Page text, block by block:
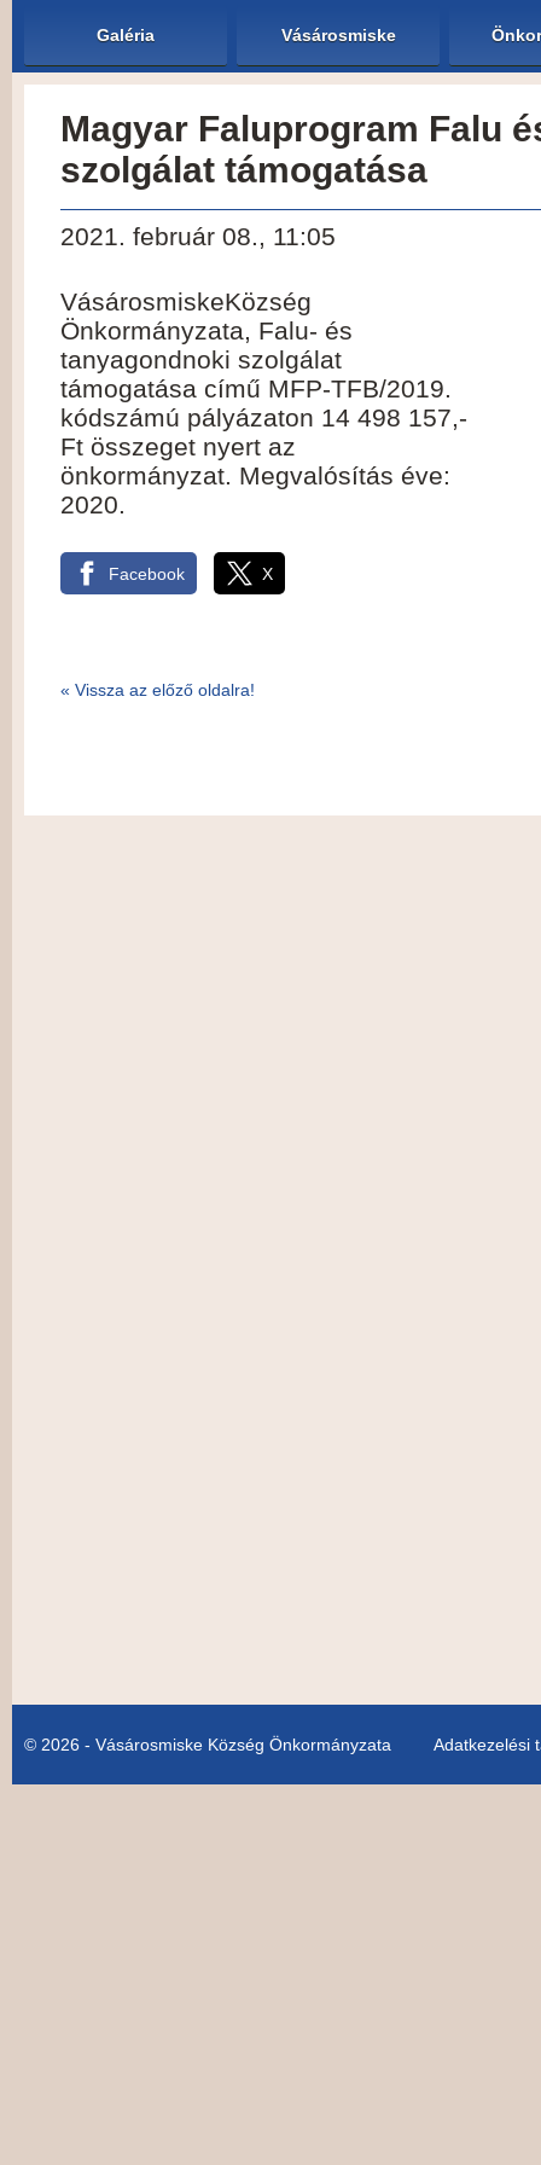
Galéria Vásárosmiske
Magyar Faluprogram Falu
szolgálat támogatása
2021. február 08., 11:05
VásárosmiskeKözség
Önkormányzata, Falu- és
tanyagondnoki szolgálat
támogatása című MFP-TFB/2019.
kódszámú pályázaton 14 498 157,-
Ft összeget nyert az
önkormányzat. Megvalósítás éve:
2020.
Facebook X
« Vissza az előző oldalra!
© 2026 - Vásárosmiske Község Önkormányzata Adatkezelési